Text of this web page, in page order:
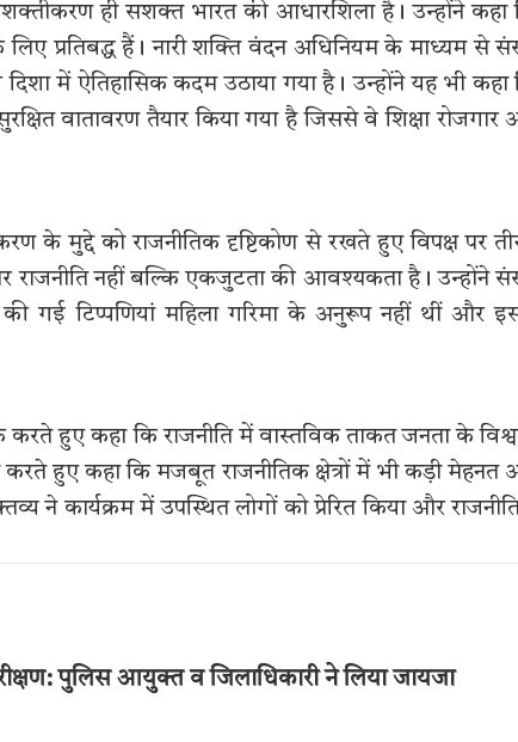
ही सशक्त भारत की आधारशिला है। उन्होंने कहा
प्रतिबद्ध हैं। नारी शक्ति वंदन अधिनियम के माध्यम से
में ऐतिहासिक कदम उठाया गया है। उन्होंने यह भी कहा
वातावरण तैयार किया गया है जिससे वे शिक्षा रोजगार
के मुद्दे को राजनीतिक दृष्टिकोण से रखते हुए विपक्ष पर
राजनीति नहीं बल्कि एकजुटता की आवश्यकता है। उन्होंने
गई टिप्पणियां महिला गरिमा के अनुरूप नहीं थीं और
करते हुए कहा कि राजनीति में वास्तविक ताकत जनता के
हुए कहा कि मजबूत राजनीतिक क्षेत्रों में भी कड़ी मेहनत
कार्यक्रम में उपस्थित लोगों को प्रेरित किया और
पुलिस आयुक्त व जिलाधिकारी ने लिया जायजा